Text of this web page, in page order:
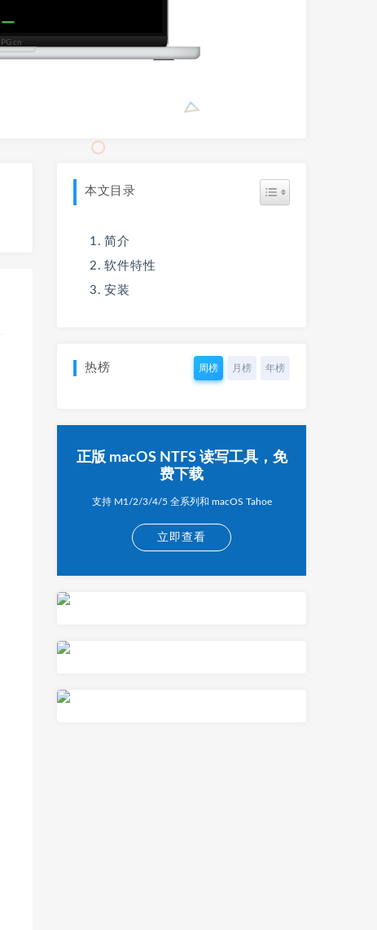
本文目录
简介
软件特性
安装
热榜 周榜 月榜 年榜
正版 macOS NTFS 读写工具，免
费下载
支持 M1/2/3/4/5 全系列和 macOS Tahoe
立即查看